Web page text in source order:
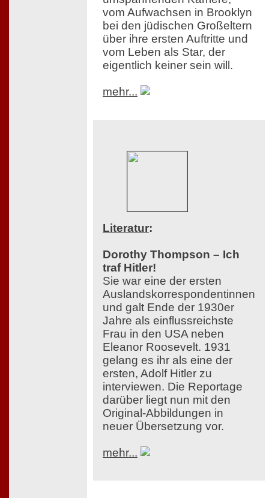
vom Aufwachsen in Brooklyn
bei den jüdischen Großeltern
über ihre ersten Auftritte und
vom Leben als Star, der
eigentlich keiner sein will.
mehr...
Literatur:
Dorothy Thompson – Ich
traf Hitler!
Sie war eine der ersten
Auslandskorrespondentinnen
und galt Ende der 1930er
Jahre als einflussreichste
Frau in den USA neben
Eleanor Roosevelt. 1931
gelang es ihr als eine der
ersten, Adolf Hitler zu
interviewen. Die Reportage
darüber liegt nun mit den
Original-Abbildungen in
neuer Übersetzung vor.
mehr...